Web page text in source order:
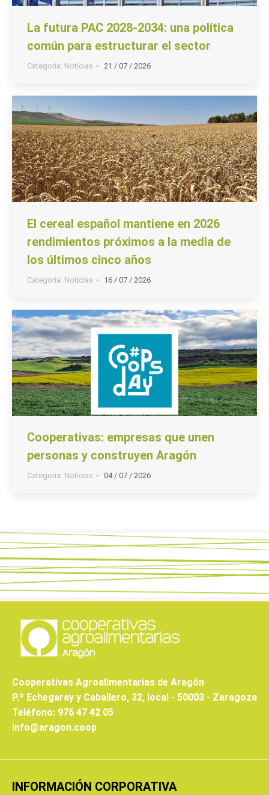
La futura PAC 2028-2034: una política
común para estructurar el sector
Categoria: Noticias 21 / 07 / 2026
El cereal español mantiene en 2026
rendimientos próximos a la media de
los últimos cinco años
Categoria: Noticias 16 / 07 / 2026
Cooperativas: empresas que unen
personas y construyen Aragón
Categoria: Noticias 04 / 07 / 2026
Cooperativas Agroalimentarias de Aragón
P.º Echegaray y Caballero, 32, local - 50003 - Zaragoza
Teléfono: 976 47 42 05
info@aragon.coop
INFORMACIÓN CORPORATIVA